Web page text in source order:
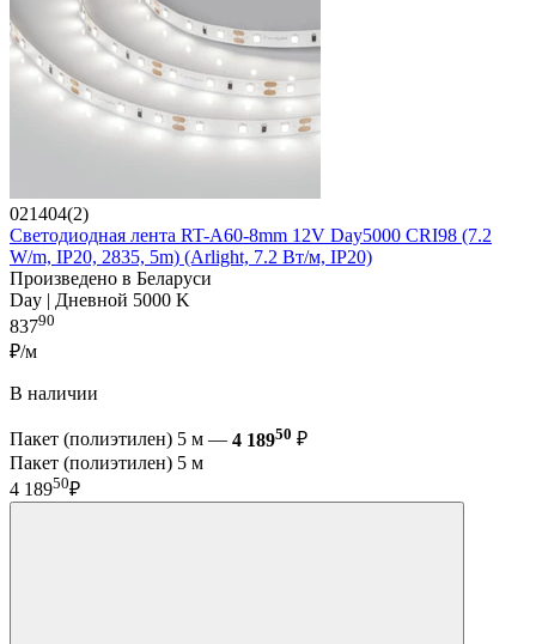
021404(2)
Светодиодная лента RT-A60-8mm 12V Day5000 CRI98 (7.2
W/m, IP20, 2835, 5m) (Arlight, 7.2 Вт/м, IP20)
Произведено в Беларуси
Day | Дневной 5000 K
83790
₽/м
В наличии
Пакет (полиэтилен) 5 м — 4 18950 ₽
Пакет (полиэтилен) 5 м
4 18950₽